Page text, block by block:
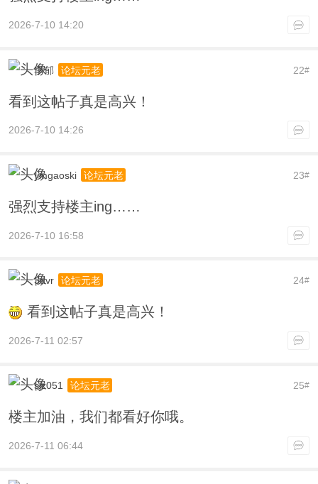
2026-7-10 14:20
22#
李郁 论坛元老
看到这帖子真是高兴！
2026-7-10 14:26
23#
ymgaoski 论坛元老
强烈支持楼主ing……
2026-7-10 16:58
24#
3dvr 论坛元老
看到这帖子真是高兴！
2026-7-11 02:57
25#
sjz051 论坛元老
楼主加油，我们都看好你哦。
2026-7-11 06:44